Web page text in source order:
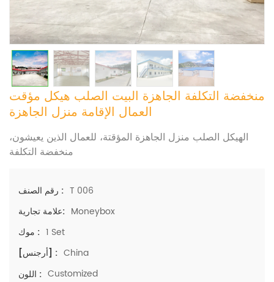
منخفضة التكلفة الجاهزة البيت الصلب هيكل مؤقت
العمال الإقامة منزل الجاهزة
الهيكل الصلب منزل الجاهزة المؤقتة، للعمال الذين يعيشون،
منخفضة التكلفة
رقم الصنف : T 006
علامة تجارية: Moneybox
موك : 1 Set
[أرجنس] : China
اللون : Customized